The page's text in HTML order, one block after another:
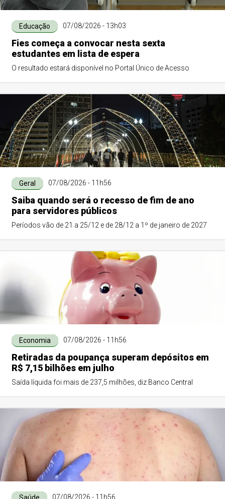
Educação 07/08/2026 - 13h03
Fies começa a convocar nesta sexta
estudantes em lista de espera
O resultado estará disponível no Portal Único de Acesso
Geral 07/08/2026 - 11h56
Saiba quando será o recesso de fim de ano
para servidores públicos
Períodos vão de 21 a 25/12 e de 28/12 a 1º de janeiro de 2027
Economia 07/08/2026 - 11h56
Retiradas da poupança superam depósitos em
R$ 7,15 bilhões em julho
Saída líquida foi mais de 237,5 milhões, diz Banco Central
07/08/2026 - 11h56